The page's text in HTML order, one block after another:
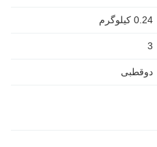
0.24 کیلوگرم
دوقطبی